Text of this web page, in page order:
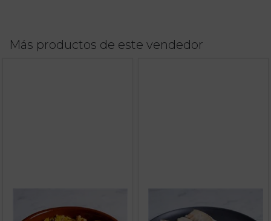
Más productos de este vendedor